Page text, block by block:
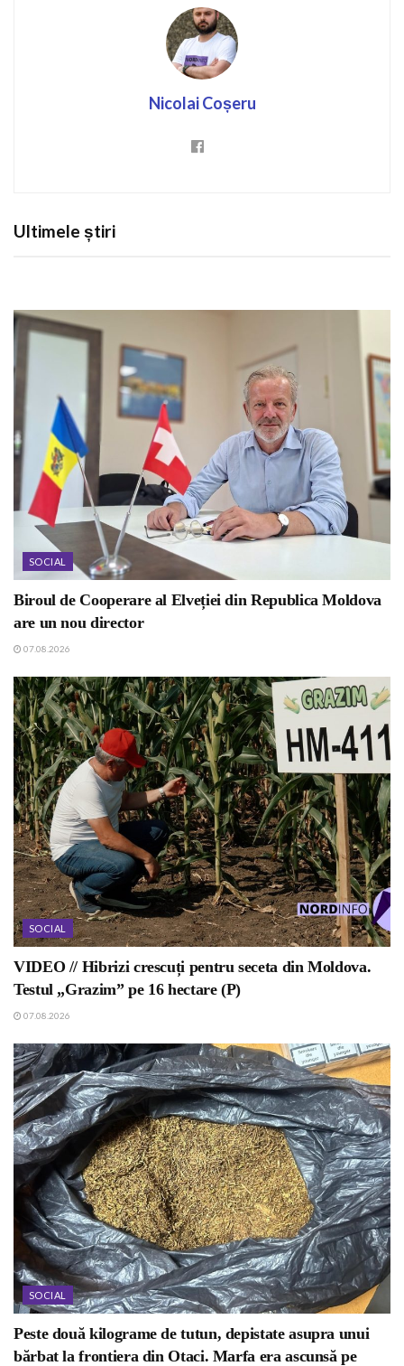
Nicolai Coșeru
Ultimele știri
SOCIAL
Biroul de Cooperare al Elveției din Republica Moldova
are un nou director
07.08.2026
SOCIAL
VIDEO // Hibrizi crescuți pentru seceta din Moldova.
Testul „Grazim” pe 16 hectare (P)
07.08.2026
SOCIAL
Peste două kilograme de tutun, depistate asupra unui
bărbat la frontiera din Otaci. Marfa era ascunsă pe